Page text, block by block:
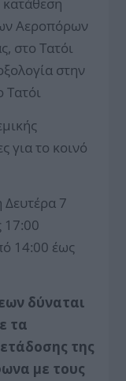
Αεροπόρων
στο Τατόι
στην
Τατόι
για το κοινό
7
17:00
14:00 έως
δύναται
τα
της
με τους